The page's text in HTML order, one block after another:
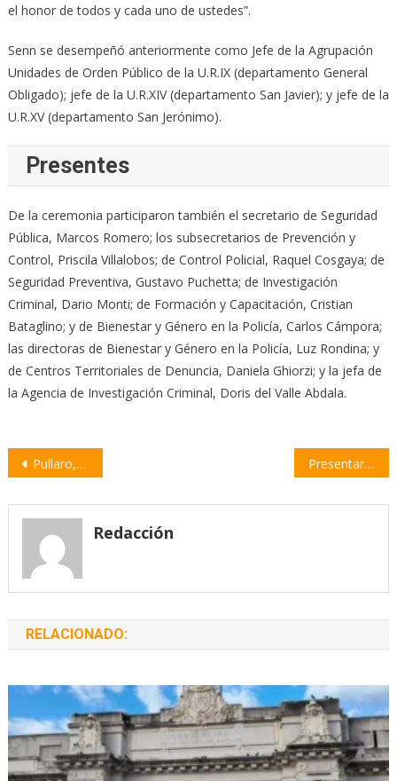
el honor de todos y cada uno de ustedes”.
Senn se desempeñó anteriormente como Jefe de la Agrupación
Unidades de Orden Público de la U.R.IX (departamento General
Obligado); jefe de la U.R.XIV (departamento San Javier); y jefe de la
U.R.XV (departamento San Jerónimo).
Presentes
De la ceremonia participaron también el secretario de Seguridad
Pública, Marcos Romero; los subsecretarios de Prevención y
Control, Priscila Villalobos; de Control Policial, Raquel Cosgaya; de
Seguridad Preventiva, Gustavo Puchetta; de Investigación
Criminal, Dario Monti; de Formación y Capacitación, Cristian
Bataglino; y de Bienestar y Género en la Policía, Carlos Cámpora;
las directoras de Bienestar y Género en la Policía, Luz Rondina; y
de Centros Territoriales de Denuncia, Daniela Ghiorzi; y la jefa de
la Agencia de Investigación Criminal, Doris del Valle Abdala.
Navegación
entradas
Pullaro, Giacomino y Cándido proponen medidas urgentes para asistir a los productores afectados por la sequía Presentaron la primera Escuela de Directores Técnicos de AFA en el departamento Constitución
Redacción
RELACIONADO: